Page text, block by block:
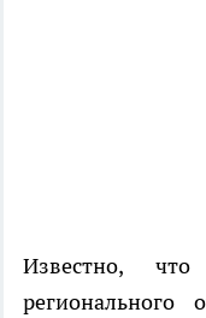
Известно,
регионального